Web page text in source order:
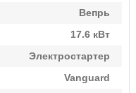
Вепрь
17.6 кВт
Электростартер
Vanguard